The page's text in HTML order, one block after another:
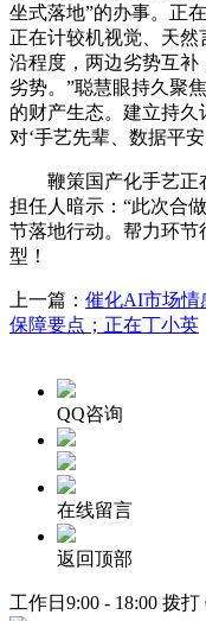
坐式落地”的办事。正
正在计较机视觉、天
沿程度，两边劣势互补
劣势。”聪慧眼持久聚
的财产生态。建立持
对‘手艺先辈、数据平
鞭策国产化手艺正
担任人暗示：“此次合
节落地行动。帮力环节
型！
上一篇： 催化AI市场情
保障要点；正在丁小英
QQ咨询
在线留言
返回顶部
工作日9:00 - 18:00 拨打